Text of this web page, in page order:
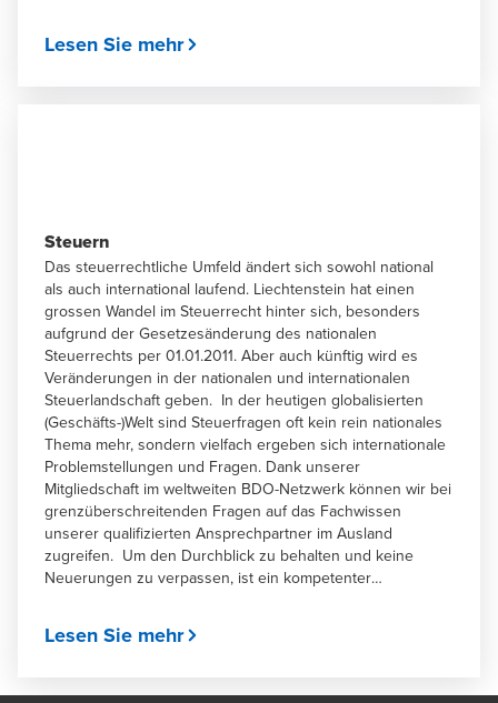
Lesen Sie mehr
Steuern
Das steuerrechtliche Umfeld ändert sich sowohl national
als auch international laufend. Liechtenstein hat einen
grossen Wandel im Steuerrecht hinter sich, besonders
aufgrund der Gesetzesänderung des nationalen
Steuerrechts per 01.01.2011. Aber auch künftig wird es
Veränderungen in der nationalen und internationalen
Steuerlandschaft geben. In der heutigen globalisierten
(Geschäfts-)Welt sind Steuerfragen oft kein rein nationales
Thema mehr, sondern vielfach ergeben sich internationale
Problemstellungen und Fragen. Dank unserer
Mitgliedschaft im weltweiten BDO-Netzwerk können wir bei
grenzüberschreitenden Fragen auf das Fachwissen
unserer qualifizierten Ansprechpartner im Ausland
zugreifen. Um den Durchblick zu behalten und keine
Neuerungen zu verpassen, ist ein kompetenter
beraten und unterstützen Sie gerne!
Lesen Sie mehr